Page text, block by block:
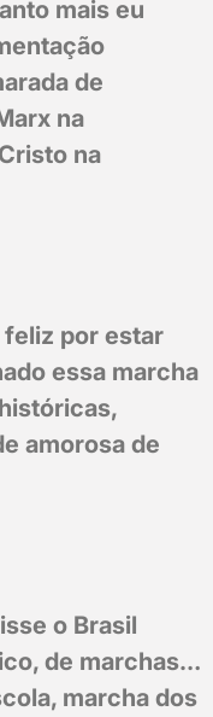
mais eu
de
na
na
por estar
essa marcha
amorosa de
o Brasil
de marchas…
marcha dos